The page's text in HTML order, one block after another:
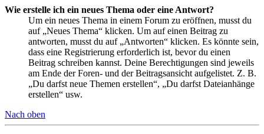
Wie erstelle ich ein neues Thema oder eine Antwort?
Um ein neues Thema in einem Forum zu eröffnen, musst du
auf „Neues Thema“ klicken. Um auf einen Beitrag zu
antworten, musst du auf „Antworten“ klicken. Es könnte sein,
dass eine Registrierung erforderlich ist, bevor du einen
Beitrag schreiben kannst. Deine Berechtigungen sind jeweils
am Ende der Foren- und der Beitragsansicht aufgelistet. Z. B.
„Du darfst neue Themen erstellen“, „Du darfst Dateianhänge
erstellen“ usw.
Nach oben